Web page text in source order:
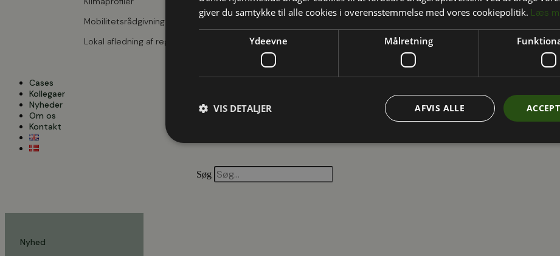
Mobilitetsrådgivning
Lokal afledning af regnvand
Cases
Kollegaer
Nyheder
Om os
Kontakt
Søg
Nyhed
giver du samtykke til alle cookies i overensstemmelse med vores cookiepolitik. Læs
Ydeevne Målretning
AFVIS ALLE
VIS DETALJER